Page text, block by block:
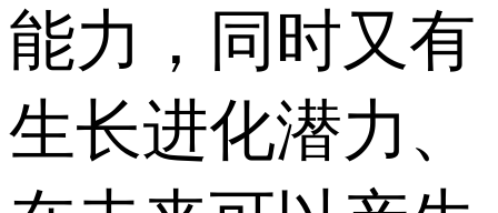
能力，同时又有
生长进化潜力、